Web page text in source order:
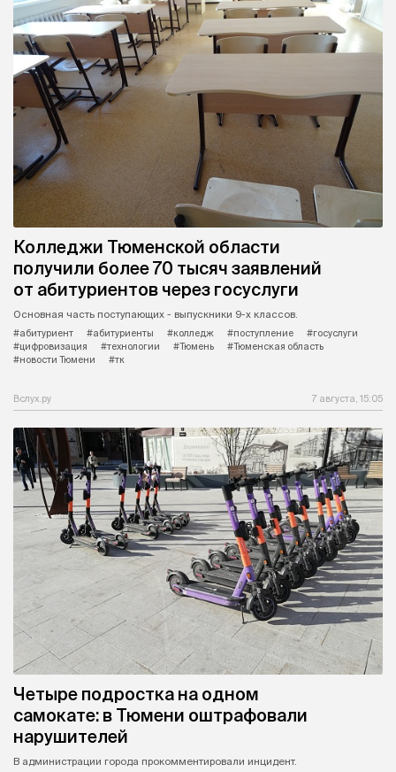
Колледжи Тюменской области
получили более 70 тысяч заявлений
от абитуриентов через госуслуги
Основная часть поступающих - выпускники 9-х классов.
#абитуриент
#абитуриенты #колледж #поступление
#госуслуги
#цифровизация
#технологии #Тюмень
#Тюменская область
#новости Тюмени
#тк
Вслух.ру 7 августа, 15:05
Четыре подростка на одном
самокате: в Тюмени оштрафовали
нарушителей
В администрации города прокомментировали инцидент.